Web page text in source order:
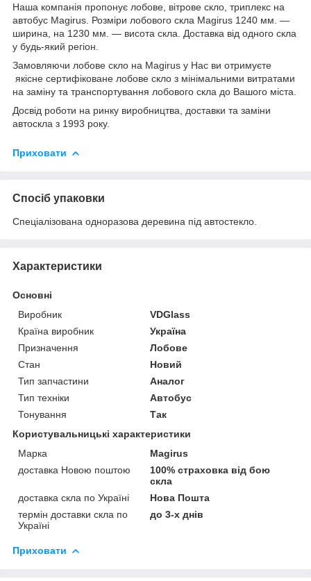
Наша компанія пропонує лобове, вітрове скло, триплекс на
автобус Magirus. Розміри лобового скла Magirus 1240 мм. ―
ширина, на 1230 мм. ― висота скла. Доставка від одного скла
у будь-який регіон.
Замовляючи лобове скло на Magirus у Нас ви отримуєте
якісне сертифіковане лобове скло з мінімальними витратами
на заміну та транспортування лобового скла до Вашого міста.
Досвід роботи на ринку виробництва, доставки та заміни
автоскла з 1993 року.
Приховати
Спосіб упаковки
Спеціалізована одноразова деревина під автостекло.
Характеристики
Основні
Виробник
VDGlass
Країна виробник
Україна
Призначення
Лобове
Стан
Новий
Тип запчастини
Аналог
Тип техніки
Автобус
Тонування
Так
Користувальницькі характеристики
Марка
Magirus
доставка Новою поштою
100% страховка від бою
скла
доставка скла по Україні
Нова Пошта
термін доставки скла по
Україні
до 3-х днів
Приховати